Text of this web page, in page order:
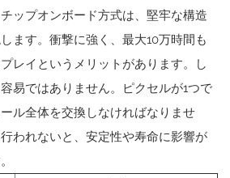
ップオンボード方式は、堅牢な構造
ます。衝撃に強く、最大10万時間も
レイというメリットがあります。し
易ではありません。ピクセルが1つで
ル全体を交換しなければなりませ
われないと、安定性や寿命に影響が